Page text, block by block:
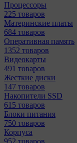
Процессоры
225 товаров
Материнcкие платы
684 товаров
Оперативная память
1352 товаров
Видеокарты
491 товаров
Жесткие диски
147 товаров
Накопители SSD
615 товаров
Блоки питания
750 товаров
Корпуса
952 товаров